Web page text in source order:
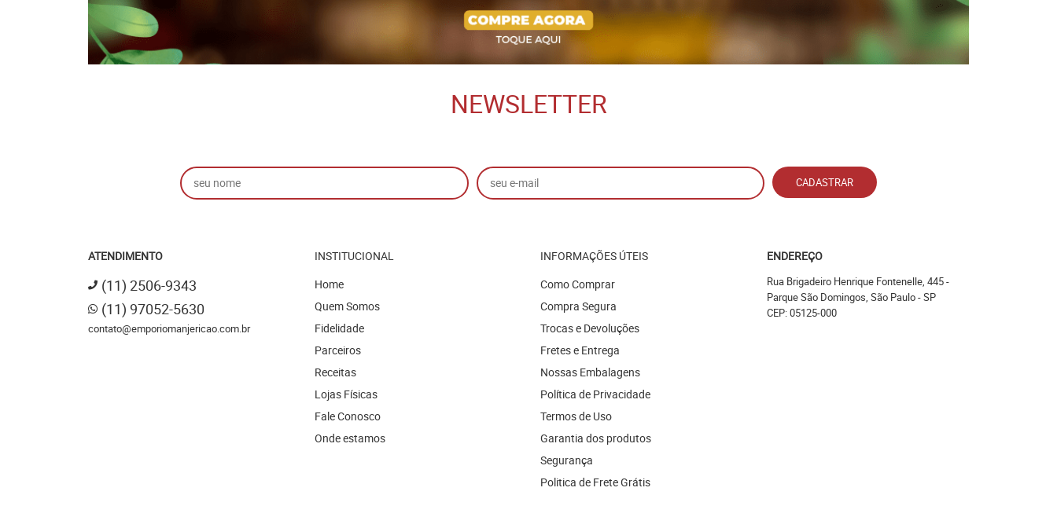
NEWSLETTER
CADASTRAR
ATENDIMENTO
(11) 2506-9343
(11) 97052-5630
contato@emporiomanjericao.com.br
INSTITUCIONAL
Home
Quem Somos
Fidelidade
Parceiros
Receitas
Lojas Físicas
Fale Conosco
Onde estamos
INFORMAÇÕES ÚTEIS
Como Comprar
Compra Segura
Trocas e Devoluções
Fretes e Entrega
Nossas Embalagens
Política de Privacidade
Termos de Uso
Garantia dos produtos
Segurança
Politica de Frete Grátis
ENDEREÇO
Rua Brigadeiro Henrique Fontenelle, 445-
Parque São Domingos, São Paulo-SP
CEP: 05125-000